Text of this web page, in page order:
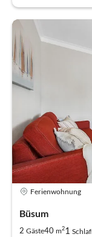
Ferienwohnung
Büsum
2 Gäste40 m21